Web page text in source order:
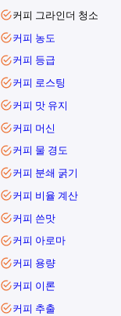
커피 그라인더 청소
커피 농도
커피 등급
커피 로스팅
커피 맛 유지
커피 머신
커피 물 경도
커피 분쇄 굵기
커피 비율 계산
커피 쓴맛
커피 아로마
커피 용량
커피 이론
커피 추출